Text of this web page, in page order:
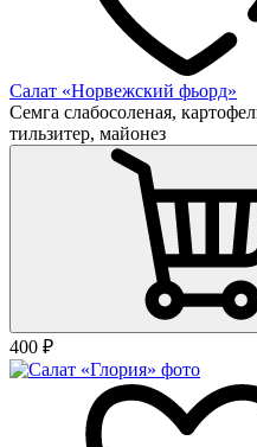
Салат «Норвежский фьорд»
Семга слабосоленая,
тильзитер, майонез
400 ₽